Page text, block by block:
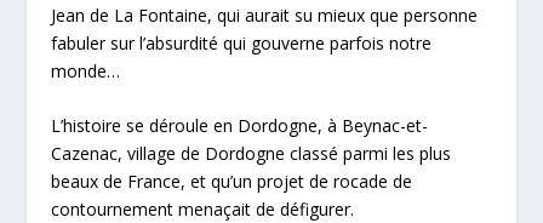
Jean de La Fontaine, qui aurait su mieux que personne
fabuler sur l’absurdité qui gouverne parfois notre
monde…
L’histoire se déroule en Dordogne, à Beynac-et-
Cazenac, village de Dordogne classé parmi les plus
beaux de France, et qu’un projet de rocade de
contournement menaçait de défigurer.